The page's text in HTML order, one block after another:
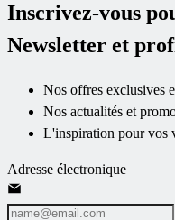
Inscrivez-vous
Newsletter et
Nos offres exclusives
Nos actualités et
L'inspiration pour vos
Adresse électronique